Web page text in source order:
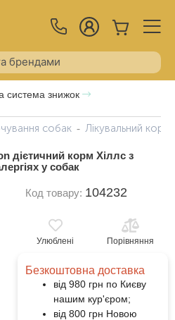
система знижок
собак Лікувальний
дієтичний корм Хіллс з
у собак
Код товару: 104232
Улюблені Порівняння
Безкоштовна доставка
від 980 грн по Києву
нашим кур'єром;
від 800 грн Новою